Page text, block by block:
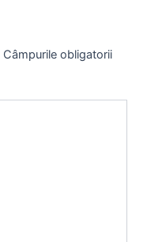
Câmpurile obligatorii